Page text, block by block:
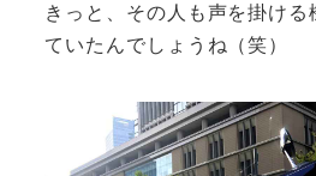
きっと、その人も声を掛ける
ていたんでしょうね（笑）